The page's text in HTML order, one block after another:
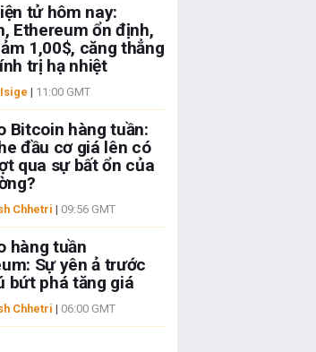
tử hôm nay:
Ethereum ổn định,
1,00$, căng thẳng
trị hạ nhiệt
| 11:00 GMT
Bitcoin hàng tuần:
đầu cơ giá lên có
qua sự bất ổn của
Chhetri | 09:56 GMT
hàng tuần
Sự yên ả trước
bứt phá tăng giá
Chhetri | 06:00 GMT